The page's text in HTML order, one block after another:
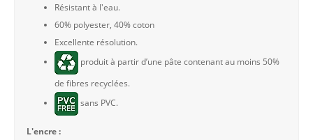
Résistant à l'eau.
60% polyester, 40% coton
Excellente résolution.
produit à partir d’une pâte contenant au moins 50%
de fibres recyclées.
sans PVC.
L'encre :